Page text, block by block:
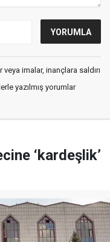
imalar, inançlara saldırı
yazılmış yorumlar
‘kardeşlik’